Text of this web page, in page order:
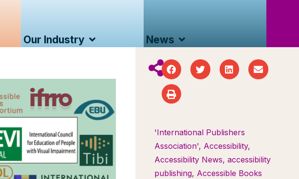
Our Industry News
'International Publishers
Association', Accessibility,
Accessibility News, accessibility
publishing, Accessible Books